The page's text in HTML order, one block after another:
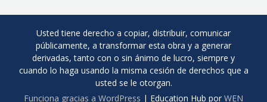
Usted tiene derecho a copiar, distribuir, comunicar
públicamente, a transformar esta obra y a generar
derivadas, tanto con o sin ánimo de lucro, siempre y
cuando lo haga usando la misma cesión de derechos que a
usted se le otorgan.
Funciona gracias a WordPress | Education Hub por WEN